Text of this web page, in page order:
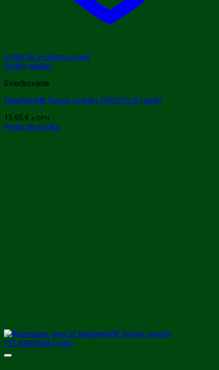
Pridať do zoznamu prianí
Rýchly náhľad
Sviečkovanie
NaturheliX® Telové sviečky PROPOLIS (set6)
15.95 € s DPH
Pridať do košíka